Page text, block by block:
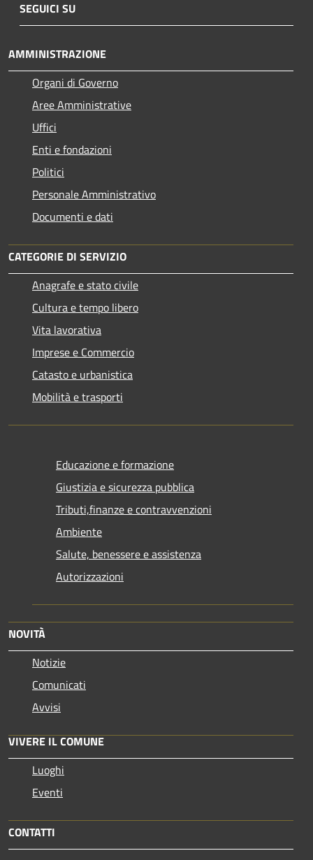
SEGUICI SU
AMMINISTRAZIONE
Organi di Governo
Aree Amministrative
Uffici
Enti e fondazioni
Politici
Personale Amministrativo
Documenti e dati
CATEGORIE DI SERVIZIO
Anagrafe e stato civile
Cultura e tempo libero
Vita lavorativa
Imprese e Commercio
Catasto e urbanistica
Mobilità e trasporti
Educazione e formazione
Giustizia e sicurezza pubblica
Tributi,finanze e contravvenzioni
Ambiente
Salute, benessere e assistenza
Autorizzazioni
NOVITÀ
Notizie
Comunicati
Avvisi
VIVERE IL COMUNE
Luoghi
Eventi
CONTATTI